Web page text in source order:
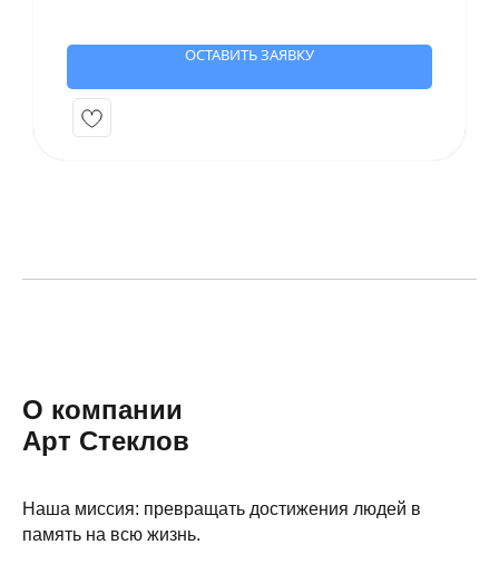
ОСТАВИТЬ ЗАЯВКУ
О компании
Арт Стеклов
Наша миссия: превращать достижения людей в
память на всю жизнь.